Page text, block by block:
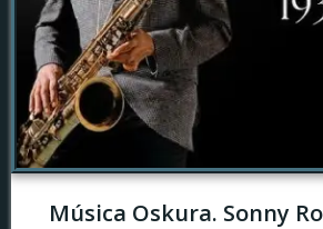
Música Oskura. Sonny